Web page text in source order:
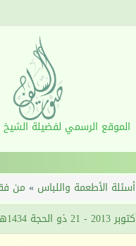
الموقع الرسمي لفضيلة
أسئلة الأطعمة واللباس » من